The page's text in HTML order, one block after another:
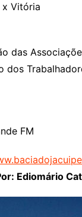
x Vitória
das
dos
FM
Ediomário